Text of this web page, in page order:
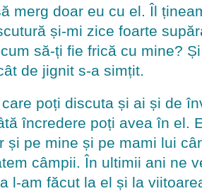
merg doar eu cu el. Îl
și-mi zice foarte
să-ți fie frică cu mine?
de jignit s-a simțit.
poți discuta și ai și de
încredere poți avea în el.
și pe mine și pe mami lui
câmpii. În ultimii ani ne
l-am făcut la el și la